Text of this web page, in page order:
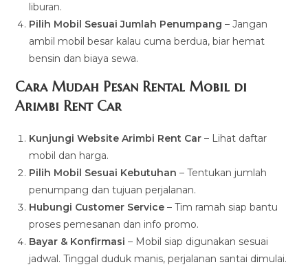
liburan.
Pilih Mobil Sesuai Jumlah Penumpang – Jangan
ambil mobil besar kalau cuma berdua, biar hemat
bensin dan biaya sewa.
Cara Mudah Pesan Rental Mobil di
Arimbi Rent Car
Kunjungi Website Arimbi Rent Car – Lihat daftar
mobil dan harga.
Pilih Mobil Sesuai Kebutuhan – Tentukan jumlah
penumpang dan tujuan perjalanan.
Hubungi Customer Service – Tim ramah siap bantu
proses pemesanan dan info promo.
Bayar & Konfirmasi – Mobil siap digunakan sesuai
jadwal. Tinggal duduk manis, perjalanan santai dimulai.